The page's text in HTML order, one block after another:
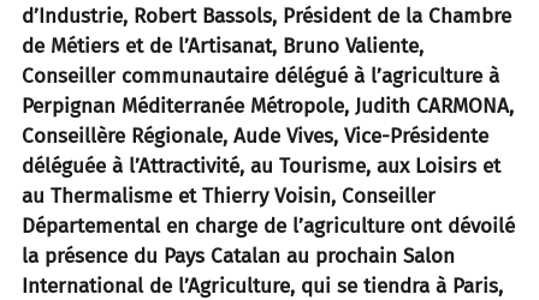
d’Industrie, Robert Bassols, Président de la Chambre
de Métiers et de l’Artisanat, Bruno Valiente,
Conseiller communautaire délégué à l’agriculture à
Perpignan Méditerranée Métropole, Judith CARMONA,
Conseillère Régionale, Aude Vives, Vice-Présidente
déléguée à l’Attractivité, au Tourisme, aux Loisirs et
au Thermalisme et Thierry Voisin, Conseiller
Départemental en charge de l’agriculture ont dévoilé
la présence du Pays Catalan au prochain Salon
International de l’Agriculture, qui se tiendra à Paris,